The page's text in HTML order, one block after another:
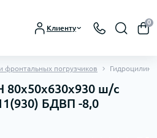
Клиенту
0
погрузчиков
ш/с
БДВП -8,0